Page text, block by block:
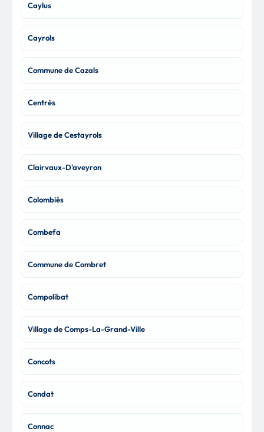
Caylus
Cayrols
Commune de Cazals
Centrès
Village de Cestayrols
Clairvaux-D'aveyron
Colombiès
Combefa
Commune de Combret
Compolibat
Village de Comps-La-Grand-Ville
Concots
Condat
Connac